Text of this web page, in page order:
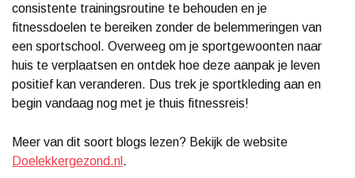
consistente trainingsroutine te behouden en je
fitnessdoelen te bereiken zonder de belemmeringen van
een sportschool. Overweeg om je sportgewoonten naar
huis te verplaatsen en ontdek hoe deze aanpak je leven
positief kan veranderen. Dus trek je sportkleding aan en
begin vandaag nog met je thuis fitnessreis!
Meer van dit soort blogs lezen? Bekijk de website
Doelekkergezond.nl .